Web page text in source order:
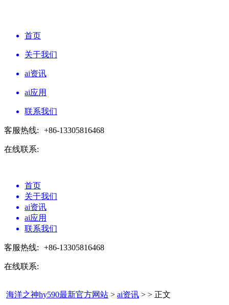
首页
关于我们
ai资讯
ai应用
联系我们
客服热线: +86-13305816468
在线联系:
首页
关于我们
ai资讯
ai应用
联系我们
客服热线: +86-13305816468
在线联系:
海洋之神hy590最新官方网站 > ai资讯 > > 正文